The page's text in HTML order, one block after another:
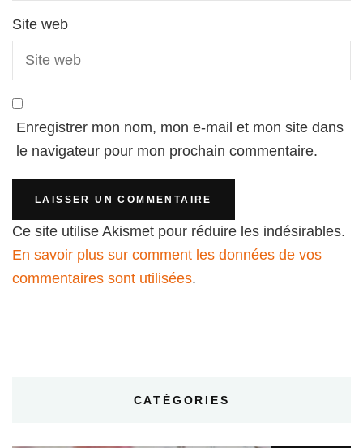
Site web
Enregistrer mon nom, mon e-mail et mon site dans
le navigateur pour mon prochain commentaire.
Ce site utilise Akismet pour réduire les indésirables.
En savoir plus sur comment les données de vos
commentaires sont utilisées.
CATÉGORIES